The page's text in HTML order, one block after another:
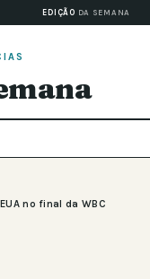
EDIÇÃO DA SEMANA
no final da WBC